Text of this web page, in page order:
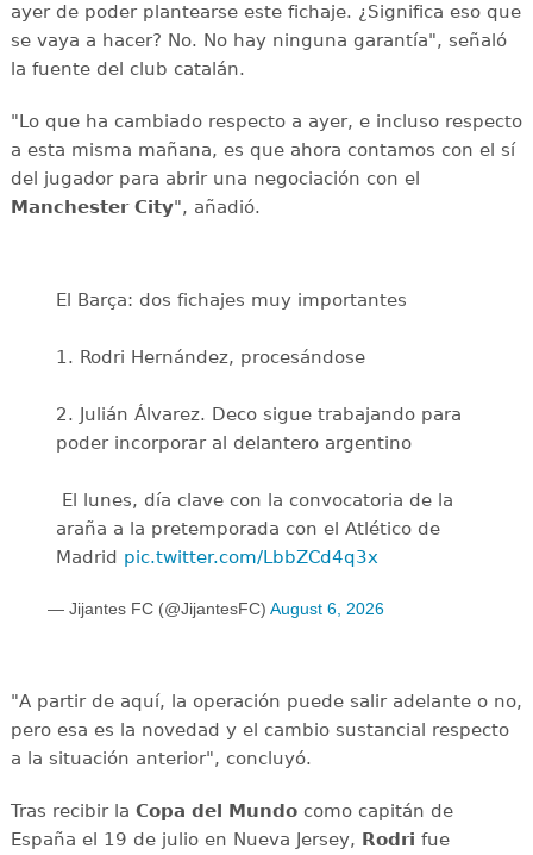
ayer de poder plantearse este fichaje. ¿Significa eso que
se vaya a hacer? No. No hay ninguna garantía", señaló
la fuente del club catalán.
"Lo que ha cambiado respecto a ayer, e incluso respecto
a esta misma mañana, es que ahora contamos con el sí
del jugador para abrir una negociación con el
Manchester City", añadió.
El Barça: dos fichajes muy importantes
1. Rodri Hernández, procesándose
2. Julián Álvarez. Deco sigue trabajando para
poder incorporar al delantero argentino
️ El lunes, día clave con la convocatoria de la
araña a la pretemporada con el Atlético de
Madrid pic.twitter.com/LbbZCd4q3x
— Jijantes FC (@JijantesFC) August 6, 2026
"A partir de aquí, la operación puede salir adelante o no,
pero esa es la novedad y el cambio sustancial respecto
a la situación anterior", concluyó.
Tras recibir la Copa del Mundocomo capitán de
España el 19 de julio en Nueva Jersey, Rodri fue